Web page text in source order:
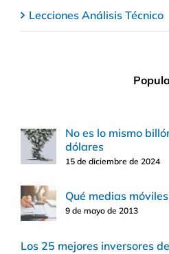
Lecciones Análisis Técnico
No es lo mismo
dólares
15 de diciembre de 2024
Qué medias
9 de mayo de 2013
Los 25 mejores inversores